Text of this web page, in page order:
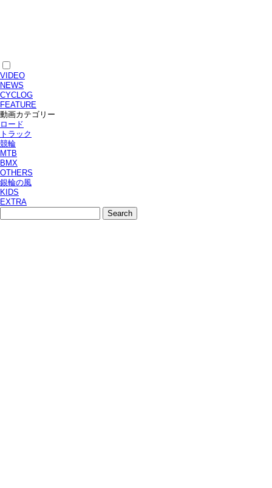
VIDEO
NEWS
CYCLOG
FEATURE
動画カテゴリー
ロード
トラック
競輪
MTB
BMX
OTHERS
銀輪の風
KIDS
EXTRA